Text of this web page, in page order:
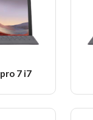
7 i7